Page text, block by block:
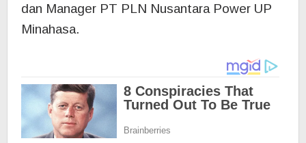
dan Manager PT PLN Nusantara Power UP
Minahasa.